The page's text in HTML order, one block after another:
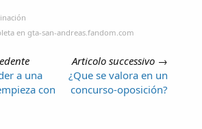
en gta-san-andreas.fandom.com
a una
con
Articolo successivo →
¿Que se valora en un
concurso-oposición?